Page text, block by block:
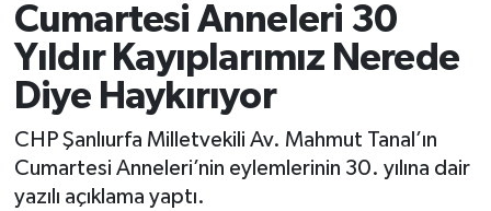
Cumartesi Anneleri 30
Yıldır Kayıplarımız Nerede
Diye Haykırıyor
CHP Şanlıurfa Milletvekili Av. Mahmut Tanal’ın
Cumartesi Anneleri’nin eylemlerinin 30. yılına dair
yazılı açıklama yaptı.